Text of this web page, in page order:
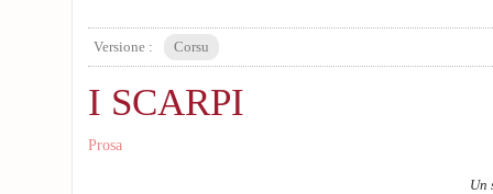
Versione : Corsu
I SCARPI
Prosa
Un